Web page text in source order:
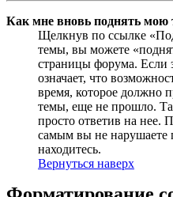
Как мне вновь поднять мою
Щелкнув по ссылке
темы, вы можете
страницы форума. Если
означает, что
время, которое должно
темы, еще не прошло.
просто ответив на нее.
самым вы не нарушаете
находитесь.
Вернуться наверх